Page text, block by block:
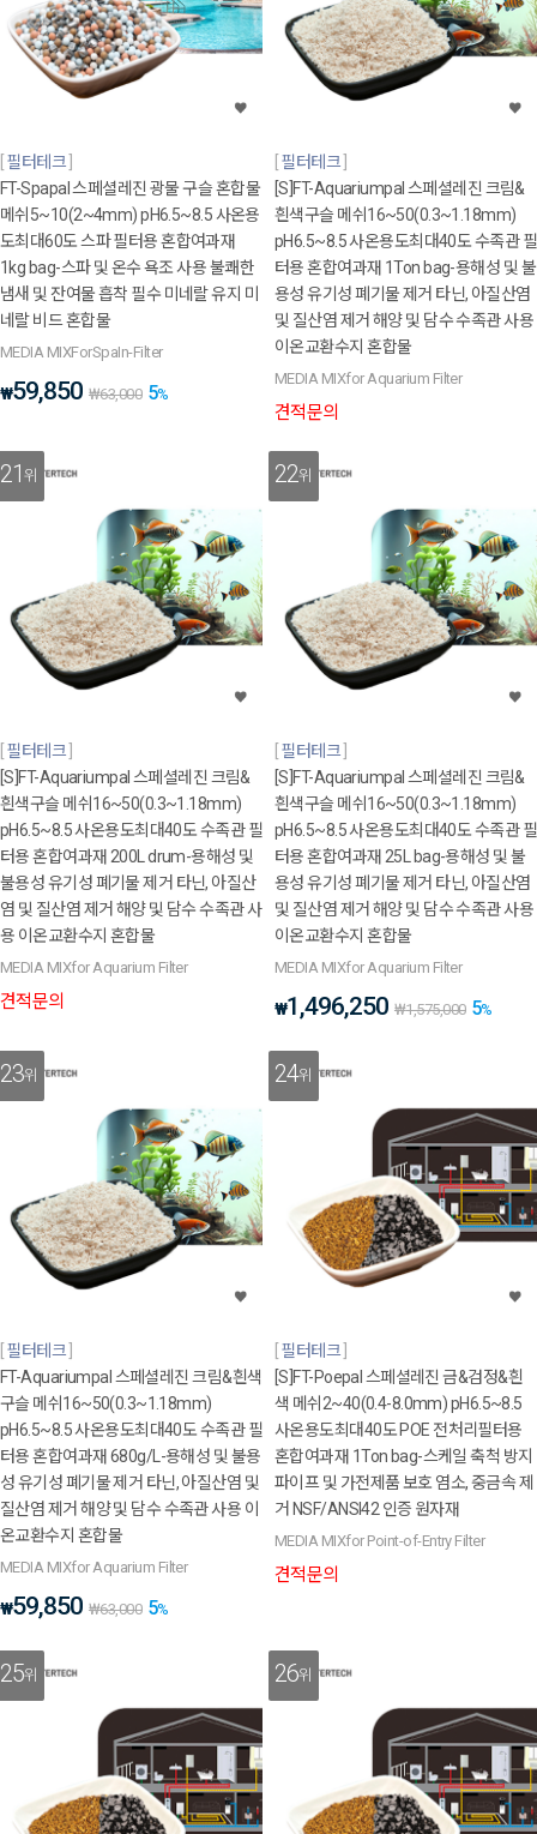
필터테크
FT-Spapal 스페셜레진 광물 구슬 혼합물
메쉬5~10(2~4mm) pH6.5~8.5 사온용
도최대60도 스파 필터용 혼합여과재
1kg bag-스파 및 온수 욕조 사용 불쾌한
냄새 및 잔여물 흡착 필수 미네랄 유지 미
네랄 비드 혼합물
MEDIA MIXForSpaIn-Filter
₩59,850 ₩63,000 5%
필터테크
[S]FT-Aquariumpal 스페셜레진 크림&
흰색구슬 메쉬16~50(0.3~1.18mm)
pH6.5~8.5 사온용도최대40도 수족관 필
터용 혼합여과재 1Ton bag-용해성 및 불
용성 유기성 폐기물 제거 타닌, 아질산염
및 질산염 제거 해양 및 담수 수족관 사용
이온교환수지 혼합물
MEDIA MIXfor Aquarium Filter
견적문의
21위
필터테크
[S]FT-Aquariumpal 스페셜레진 크림&
흰색구슬 메쉬16~50(0.3~1.18mm)
pH6.5~8.5 사온용도최대40도 수족관 필
터용 혼합여과재 200L drum-용해성 및
불용성 유기성 폐기물 제거 타닌, 아질산
염 및 질산염 제거 해양 및 담수 수족관 사
용 이온교환수지 혼합물
MEDIA MIXfor Aquarium Filter
견적문의
22위
필터테크
[S]FT-Aquariumpal 스페셜레진 크림&
흰색구슬 메쉬16~50(0.3~1.18mm)
pH6.5~8.5 사온용도최대40도 수족관 필
터용 혼합여과재 25L bag-용해성 및 불
용성 유기성 폐기물 제거 타닌, 아질산염
및 질산염 제거 해양 및 담수 수족관 사용
이온교환수지 혼합물
MEDIA MIXfor Aquarium Filter
₩1,496,250 ₩1,575,000 5%
23위
필터테크
FT-Aquariumpal 스페셜레진 크림&흰색
구슬 메쉬16~50(0.3~1.18mm)
pH6.5~8.5 사온용도최대40도 수족관 필
터용 혼합여과재 680g/L-용해성 및 불용
성 유기성 폐기물 제거 타닌, 아질산염 및
질산염 제거 해양 및 담수 수족관 사용 이
온교환수지 혼합물
MEDIA MIXfor Aquarium Filter
₩59,850 ₩63,000 5%
24위
필터테크
[S]FT-Poepal 스페셜레진 금&검정&흰
색 메쉬2~40(0.4-8.0mm) pH6.5~8.5
사온용도최대40도 POE 전처리필터용
혼합여과재 1Ton bag-스케일 축척 방지
파이프 및 가전제품 보호 염소, 중금속 제
거 NSF/ANSI42 인증 원자재
MEDIA MIXfor Point-of-Entry Filter
견적문의
25위 26위